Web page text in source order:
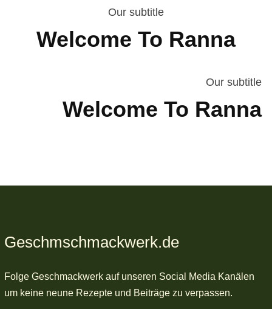
Our subtitle
Welcome To Ranna
Our subtitle
Welcome To Ranna
Geschmschmackwerk.de
Folge Geschmackwerk auf unseren Social Media Kanälen
um keine neune Rezepte und Beiträge zu verpassen.